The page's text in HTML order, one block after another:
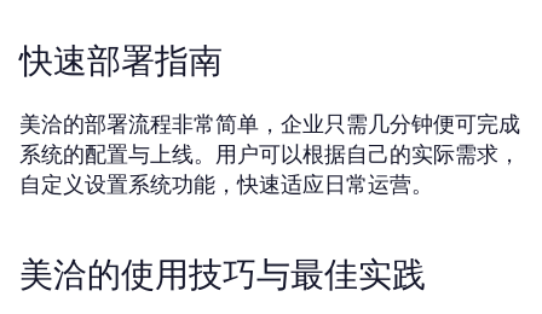
快速部署指南
美洽的部署流程非常简单，企业只需几分钟便可完成
系统的配置与上线。用户可以根据自己的实际需求，
自定义设置系统功能，快速适应日常运营。
美洽的使用技巧与最佳实践